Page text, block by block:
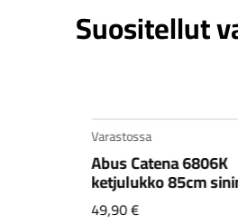
Suositellut
Varastossa
Abus Catena 6806K
ketjulukko 85cm
49,90€